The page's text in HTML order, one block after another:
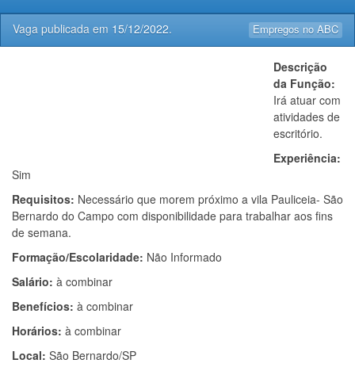
Empregos no ABC
Vaga publicada em 15/12/2022.
Descrição
da Função:
Irá atuar com
atividades de
escritório.
Experiência:
Sim
Requisitos: Necessário que morem próximo a vila Pauliceia- São
Bernardo do Campo com disponibilidade para trabalhar aos fins
de semana.
Formação/Escolaridade: Não Informado
Salário: à combinar
Benefícios: à combinar
Horários: à combinar
Local: São Bernardo/SP